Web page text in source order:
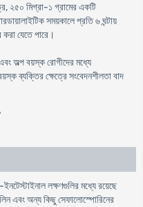
২৫০ মিগ্রা-১ গ্রামের একটি
সময়কালে প্রতি ৬ ঘন্টায়
যেতে পারে।
অল্প বয়স্ক রোগীদের মধ্যে
ব্যক্তির ক্ষেত্রে সংবেদনশীলতা বাদ
লক্ষণগুলির মধ্যে রয়েছে
এবং অন্য কিছু সেফালোস্পোরিনের